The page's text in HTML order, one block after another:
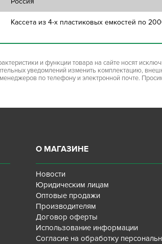
Кассета из 4-х пластиковых емкостей по
и функции товара на сайте носят
уведомлений изменить комплектацию,
по телефону и электронной почте.
О МАГАЗИНЕ
Новости
Юридическим лицам
Оптовые продажи
Производителям
Договор оферты
Использование информации
Согласие на обработку